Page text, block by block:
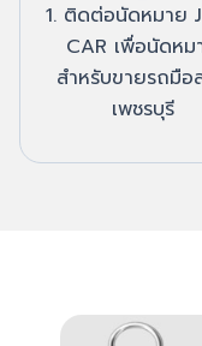
1. ติดต่อนัดหมาย
CAR เพื่อนัดหม
สำหรับขายรถมือ
เพชรบุรี